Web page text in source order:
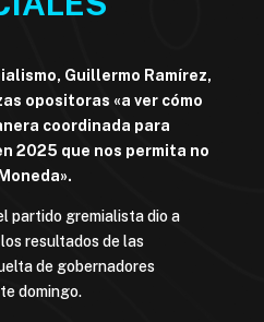
Guillermo Ramírez,
opositoras «a ver cómo
coordinada para
2025 que nos permita no
partido gremialista dio a
resultados de las
de gobernadores
domingo.